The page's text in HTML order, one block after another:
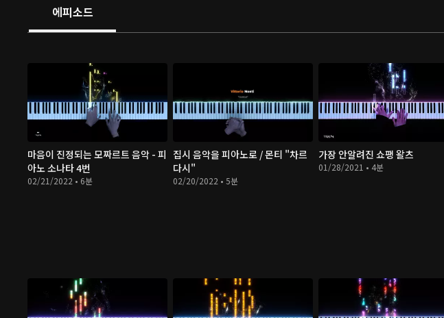
에피소드
마음이 진정되는 모짜르트 음악 - 피
아노 소나타 4번
02/21/2022 • 6분
집시 음악을 피아노로 / 몬티 "차르
다시"
02/20/2022 • 5분
가장 안알려진 쇼팽 왈츠
01/28/2021 • 4분